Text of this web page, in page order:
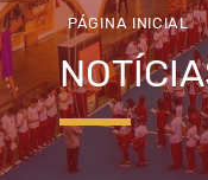
PÁGINA INICIAL